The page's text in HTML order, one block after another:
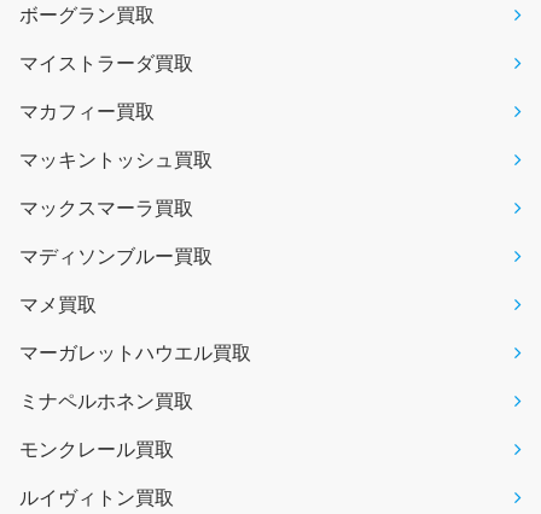
ボーグラン買取
マイストラーダ買取
マカフィー買取
マッキントッシュ買取
マックスマーラ買取
マディソンブルー買取
マメ買取
マーガレットハウエル買取
ミナペルホネン買取
モンクレール買取
ルイヴィトン買取